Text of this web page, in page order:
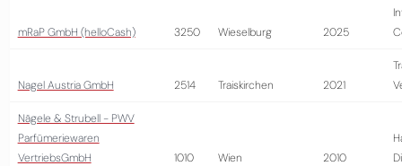
mRaP GmbH (helloCash) 3250 Wieselburg 2025
Nagel Austria GmbH 2514 Traiskirchen 2021
Nägele & Strubell - PWV
Parfümeriewaren
VertriebsGmbH
1010 Wien 2010